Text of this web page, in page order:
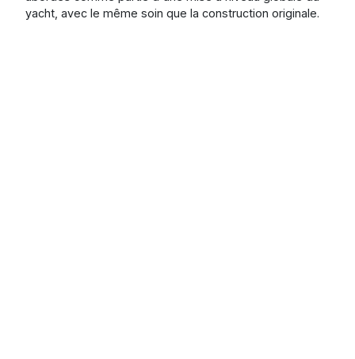
yacht, avec le même soin que la construction originale.